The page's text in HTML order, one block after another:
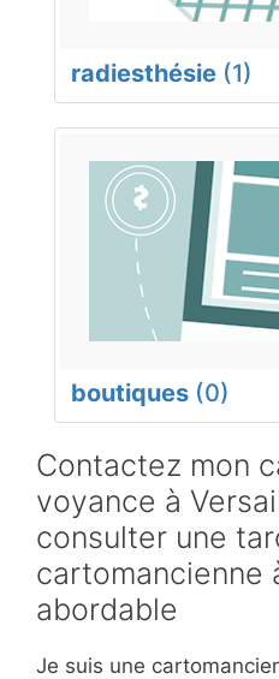
radiesthésie (1)
boutiques (0)
Contactez mon
voyance à
consulter une
cartomancienne
abordable
Je suis une